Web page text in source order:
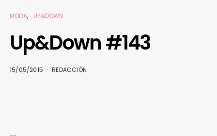
MODA UP&DOWN
Up&Down #143
15/05/2015 REDACCIÓN